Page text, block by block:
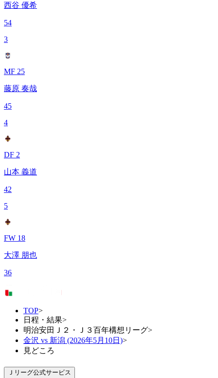
西谷 優希
54
3
MF 25
藤原 奏哉
45
4
DF 2
山本 義道
42
5
FW 18
大澤 朋也
36
TOP>
日程・結果>
明治安田Ｊ２・Ｊ３百年構想リーグ>
金沢 vs 新潟 (2026年5月10日)>
見どころ
Ｊリーグ公式サービス